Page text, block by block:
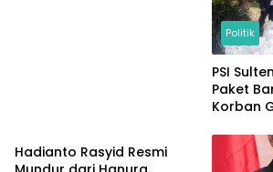
Politik
PSI
Paket
Korban
Hadianto Rasyid Resmi